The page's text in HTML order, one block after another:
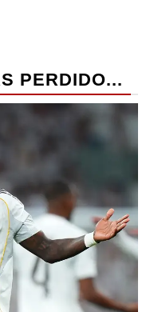
PERDIDO...